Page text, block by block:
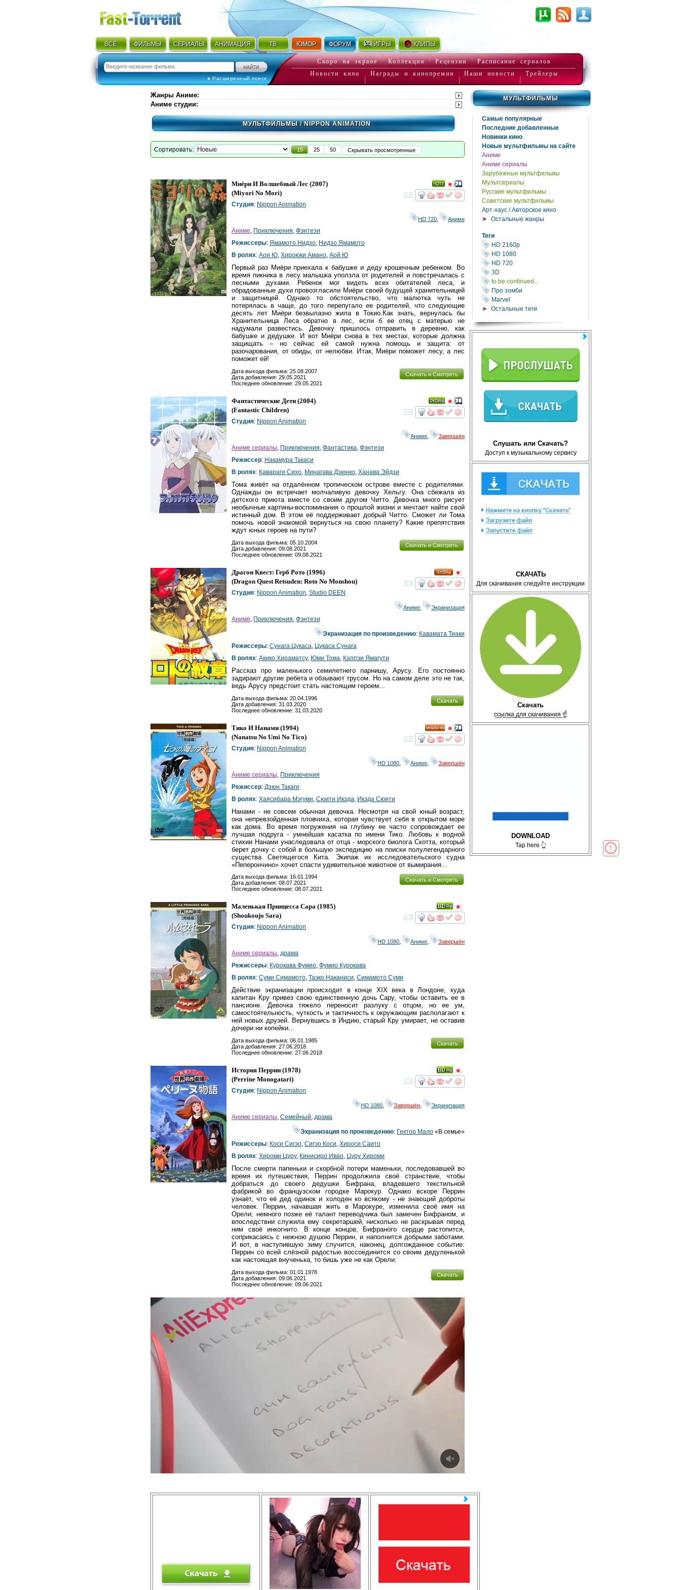
ВСЁ ФИЛЬМЫ СЕРИАЛЫ АНИМАЦИЯ ТВ ЮМОР ФОРУМ ИГРЫ КЛИПЫ
● Расширенный поиск
Скоро на экране Коллекции Рецензии
Расписание сериалов
Новости кино
Награды и кинопремии Наши новости Трейлеры
МУЛЬТФИЛЬМЫ
Самые популярные
Последние добавленные
Новинки кино
Новые мультфильмы на сайте
Аниме
Аниме сериалы
Зарубежные мультфильмы
Мультсериалы
Русские мультфильмы
Советские мультфильмы
Арт-хаус / Авторское кино
Остальные жанры
Теги
HD 2160р
HD 1080
HD 720
3D
to be continued...
Про зомби
Marvel
Остальные теги
Слушать или Скачать?
Доступ к музыкальному сервису
СКАЧАТЬ
Для скачивания следуйте инструкции
Скачать
с̲с̲ы̲л̲к̲а̲ ̲д̲л̲я̲ ̲с̲к̲а̲ч̲и̲в̲а̲н̲и̲я̲ ☝
DOWNLOAD
Tap here 👆
Жанры Аниме:
Аниме студии:
МУЛЬТФИЛЬМЫ/ NIPPON ANIMATION
Сортировать: 15 25 50 Скрывать просмотренные
смотретьинтересует
Миёри И Волшебный Лес (2007)
(Miyori No Mori)
Студия: Nippon Animation
HD 720 Аниме
Аниме, Приключения, Фэнтези
Режиссеры: Ямамото Нидзо, Нидзо Ямамото
В ролях: Аои Ю, Хироюки Амано, Аой Ю
Первый раз Миёри приехала к бабушке и деду крошечным ребенком. Во
время пикника в лесу малышка уползла от родителей и повстречалась с
лесными духами. Ребенок мог видеть всех обитателей леса, и
обрадованные духи провозгласили Миёри своей будущей хранительницей
и защитницей. Однако то обстоятельство, что малютка чуть не
потерялась в чаще, до того перепугало ее родителей, что следующие
десять лет Миёри безвылазно жила в Токио.Как знать, вернулась бы
Хранительница Леса обратно в лес, если б ее отец с матерью не
надумали развестись. Девочку пришлось отправить в деревню, как
бабушке и дедушке. И вот Миёри снова в тех местах, которые должна
защищать – но сейчас ей самой нужна помощь и защита: от
разочарования, от обиды, от нелюбви. Итак, Миёри поможет лесу, а лес
поможет ей!
Скачать и Смотреть
Дата выхода фильма: 25.08.2007
Дата добавления: 29.05.2021
Последнее обновление: 29.05.2021
смотретьинтересует
Фантастические Дети (2004)
(Fantastic Children)
Студия: Nippon Animation
Аниме Завершён
Аниме сериалы, Приключения, Фантастика, Фэнтези
Режиссер: Накамура Такаси
В ролях: Кавараги Сихо, Минагава Дзюнко, Ханава Эйдзи
Тома живёт на отдалённом тропическом острове вместе с родителями.
Однажды он встречает молчаливую девочку Хельгу. Она сбежала из
детского приюта вместе со своим другом Читто. Девочка много рисует
необычные картины-воспоминания о прошлой жизни и мечтает найти свой
истинный дом. В этом её поддерживает добрый Читто. Сможет ли Тома
помочь новой знакомой вернуться на свою планету? Какие препятствия
ждут юных героев на пути?
Скачать и Смотреть
Дата выхода фильма: 05.10.2004
Дата добавления: 09.08.2021
Последнее обновление: 09.08.2021
смотретьинтересует
Драгон Квест: Герб Рото (1996)
(Dragon Quest Retsuden: Roto No Monshou)
Студия: Nippon Animation, Studio DEEN
Аниме Экранизация
Аниме, Приключения, Фэнтези
Экранизация по произведению: Кавамата Тиаки
Режиссеры: Сунага Цукаса, Цукаса Сунага
В ролях: Акико Хираматсу, Юми Тома, Каппэи Ямагути
Рассказ про маленького семилетнего парнишу, Арусу. Его постоянно
задирают другие ребета и обзывают трусом. Но на самом деле это не так,
ведь Арусу предстоит стать настоящим героем...
Скачать
Дата выхода фильма: 20.04.1996
Дата добавления: 31.03.2020
Последнее обновление: 31.03.2020
смотретьинтересует
HD
Тико И Нанами (1994)
(Nanatsu No Umi No Tico)
Студия: Nippon Animation
HD 1080 Аниме Завершён
Аниме сериалы Приключения
Режиссер: Дзюн Такаги
В ролях: Хаясибара Мэгуми Сюити Икэда Икэда Сюити
Нанами - не совсем обычная девочка. Несмотря на свой юный возраст,
она непревзойденная пловчиха, которая чувствует себя в открытом море
как дома. Во время погружения на глубину ее часто сопровождает ее
лучшая подруга - умнейшая касатка по имени Тико. Любовь к водной
стихии Нанами унаследовала от отца - морского биолога Скотта, который
берет дочку с собой в большую экспедицию на поиски полулегендарного
существа Светящегося Кита. Экипаж их исследовательского судна
«Пеперончино» хочет спасти удивительное животное от вымирания...
Скачать и Смотреть
Дата выхода фильма: 16.01.1994
Дата добавления: 08.07.2021
Последнее обновление: 08.07.2021
смотретьинтересует
Маленькая Принцесса Сара (1985)
(Shoukoujo Sara)
Студия: Nippon Animation
HD 1080, Аниме, Завершён
Аниме сериалы, драма
Режиссеры: Курокава Фумио, Фумио Курокава
В ролях: Суми Симамото, Таэко Наканиси, Симамото Суми
Действие экранизации происходит в конце XIX века в Лондоне, куда
капитан Кру привез свою единственную дочь Сару, чтобы оставить ее в
пансионе. Девочка тяжело переносит разлуку с отцом, но ее ум,
самостоятельность, чуткость и тактичность к окружающим располагают к
ней новых друзей. Вернувшись в Индию, старый Кру умирает, не оставив
дочери ни копейки...
Скачать
Дата выхода фильма: 06.01.1985
Дата добавления: 27.06.2018
Последнее обновление: 27.06.2018
смотретьинтересует
История Перрин (1978)
(Perrine Monogatari)
Студия: Nippon Animation
HD 1080 Завершён Экранизация
Аниме сериалы, Семейный, драма
Экранизация по произведению: Гектор Мало «В семье»
Режиссеры: Коси Сигэо, Сигэо Коси, Хироси Саито
В ролях: Хироми Цуру, Кинисиро Ивао, Цуру Хироми
После смерти папеньки и скорбной потери маменьки, последовавшей во
время их путешествия, Перрин продолжила своё странствие, чтобы
добраться до своего дедушки Бифрана, владевшего текстильной
фабрикой во французском городке Марокур. Однако вскоре Перрин
узнаёт, что её дед одинок и холоден ко всякому - не знающий доброты
человек. Перрин, начавшая жить в Марокуре, изменила своё имя на
Орели; немного позже её талант переводчика был замечен Бифраном, и
впоследствии служила ему секретаршей, нисколько не раскрывая перед
ним своё инкогнито. В конце концов, Бифраного сердце растопится,
соприкасаясь с нежною душою Перрин, и наполнится добрыми заботами.
И вот, в наступившую зиму случится, наконец, долгожданное событие:
Перрин со всей слёзной радостью воссоединится со своим дедуленькой
как настоящая внученька, то бишь уже не как Орели.
Скачать
Дата выхода фильма: 01.01.1978
Дата добавления: 09.06.2021
Последнее обновление: 09.06.2021